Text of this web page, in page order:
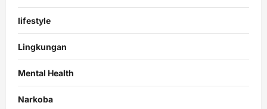
lifestyle
Lingkungan
Mental Health
Narkoba